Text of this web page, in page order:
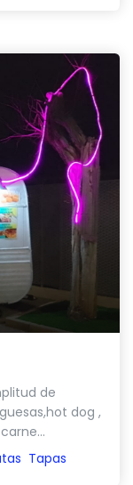
de
dog ,
Tapas